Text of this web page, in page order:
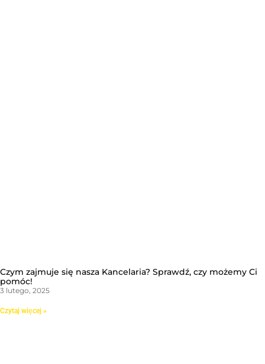
Czym zajmuje się nasza Kancelaria? Sprawdź, czy możemy Ci
pomóc!
3 lutego, 2025
Czytaj więcej »